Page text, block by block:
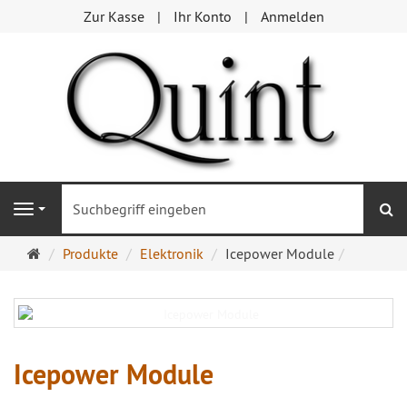
Zur Kasse Ihr Konto Anmelden
Navigation
Startseite
Produkte Elektronik Icepower Module
Icepower Module